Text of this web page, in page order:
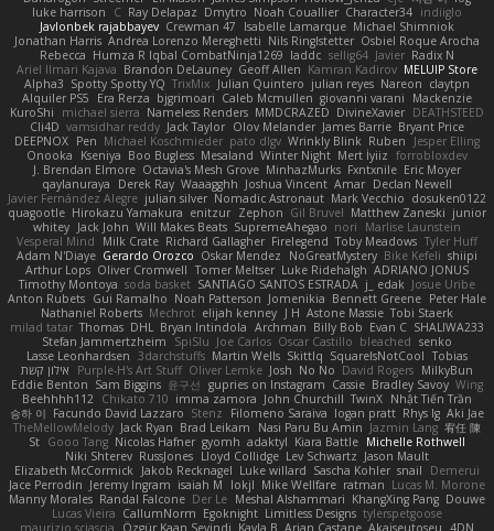
luke harrison
C Ray Delapaz Dmytro Noah Couallier Character34 indiiglo
Javlonbek rajabbayev Crewman 47 Isabelle Lamarque Michael Shimniok
Jonathan Harris Andrea Lorenzo Mereghetti Nils Ringlstetter Osbiel Roque Arocha
Rebecca Humza R Iqbal CombatNinja1269 laddc sellig64 Javier Radix N
Ariel Ilmari Kajava Brandon DeLauney Geoff Allen Kamran Kadirov MELUIP Store
Alpha3 Spotty Spotty YQ TrixMix Julian Quintero julian reyes Nareon claytpn
Alquiler PS5
Era Rerza bjgrimoari Caleb Mcmullen giovanni varani
Mackenzie
KuroShi
michael sierra Nameless Renders MMDCRAZED DivineXavier DEATHSTEED
Cli4D vamsidhar reddy Jack Taylor Olov Melander James Barrie Bryant Price
DEEPNOX Pen Michael Koschmieder pato dlgv Wrinkly Blink Ruben
Jesper Elling
Onooka
Kseniya Boo Bugless Mesaland Winter Night Mert İyiiz forrobloxdev
J. Brendan Elmore Octavia's Mesh Grove MinhazMurks Fxntxnile Eric Moyer
qaylanuraya
Derek Ray Waaagghh Joshua Vincent Amar Declan Newell
Javier Fernández Alegre julian silver Nomadic Astronaut Mark Vecchio dosuken0122
quagootle Hirokazu Yamakura enitzur Zephon Gil Bruvel Matthew Zaneski junior
whitey Jack John Will Makes Beats SupremeAhegao nori
Marlise Launstein
Vesperal Mind
Milk Crate Richard Gallagher Firelegend Toby Meadows Tyler Huff
Adam N'Diaye Gerardo Orozco Oskar Mendez NoGreatMystery Bike Kefeli shiipi
Arthur Lops Oliver Cromwell Tomer Meltser Luke Ridehalgh ADRIANO JONUS
Timothy Montoya soda basket SANTIAGO SANTOS ESTRADA j_ edak Josue Uribe
Anton Rubets Gui Ramalho Noah Patterson Jomenikia Bennett Greene Peter Hale
Nathaniel Roberts Mechrot elijah kenney J H Astone Massie Tobi Staerk
milad tatar Thomas DHL Bryan Intindola Archman Billy Bob Evan C SHALIWA233
Stefan Jammertzheim
SpiSlu Joe Carlos Oscar Castillo bleached senko
Lasse Leonhardsen 3darchstuffs Martin Wells Skittlq SquareIsNotCool Tobias
אילון קשת
Purple-H's Art Stuff Oliver Lemke Josh No No David Rogers MilkyBun
Eddie Benton Sam Biggins 윤구선 gupries on Instagram Cassie Bradley Savoy Wing
Beehhhh112 Chikato 710 imma zamora John Churchill TwinX Nhật Tiến Trần
승하 이 Facundo David Lazzaro Stenz Filomeno Saraiva logan pratt Rhys lg Aki Jae
TheMellowMelody Jack Ryan Brad Leikam Nasi Paru Bu Amin Jazmin Lang 宥任 陳
St Gooo Tang Nicolas Hafner gyomh adaktyl Kiara Battle Michelle Rothwell
Niki Shterev RussJones Lloyd Collidge Lev Schwartz Jason Mault
Elizabeth McCormick Jakob Recknagel Luke willard Sascha Kohler snail
Demerui
Jace Perrodin Jeremy Ingram isaiah M lokjl Mike Wellfare ratman Lucas M. Morone
Manny Morales Randal Falcone Der Le Meshal Alshammari KhangXing Pang Douwe
Lucas Vieira CallumNorm Egoknight Limitless Designs tylerspetgoose
maurizio sciascia
Özgür Kaan Sevindi Kayla B Arian Castane Akaiseutoseu 4DN